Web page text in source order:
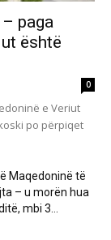
paga
është
0
e Veriut
po përpiqet
Maqedoninë të
– u morën hua
mbi 3...